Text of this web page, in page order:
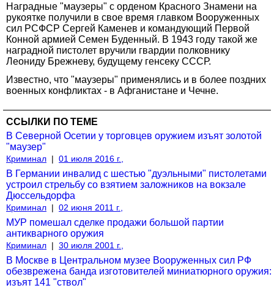
Наградные "маузеры" с орденом Красного Знамени на
рукоятке получили в свое время главком Вооруженных
сил РСФСР Сергей Каменев и командующий Первой
Конной армией Семен Буденный. В 1943 году такой же
наградной пистолет вручили гвардии полковнику
Леониду Брежневу, будущему генсеку СССР.
Известно, что "маузеры" применялись и в более поздних
военных конфликтах - в Афганистане и Чечне.
ССЫЛКИ ПО ТЕМЕ
В Северной Осетии у торговцев оружием изъят золотой
"маузер"
Криминал | 01 июля 2016 г.,
В Германии инвалид с шестью "дуэльными" пистолетами
устроил стрельбу со взятием заложников на вокзале
Дюссельдорфа
Криминал | 02 июня 2011 г.,
МУР помешал сделке продажи большой партии
антикварного оружия
Криминал | 30 июля 2001 г.,
В Москве в Центральном музее Вооруженных сил РФ
обезврежена банда изготовителей миниатюрного оружия:
изъят 141 "ствол"